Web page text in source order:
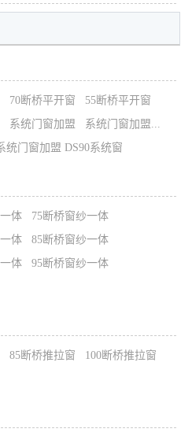
70断桥平开窗
55断桥平开窗
系统门窗加盟
系统门窗加盟...
统门窗加盟 DS90系统窗
体
75断桥窗纱一体
体
85断桥窗纱一体
体
95断桥窗纱一体
85断桥推拉窗
100断桥推拉窗